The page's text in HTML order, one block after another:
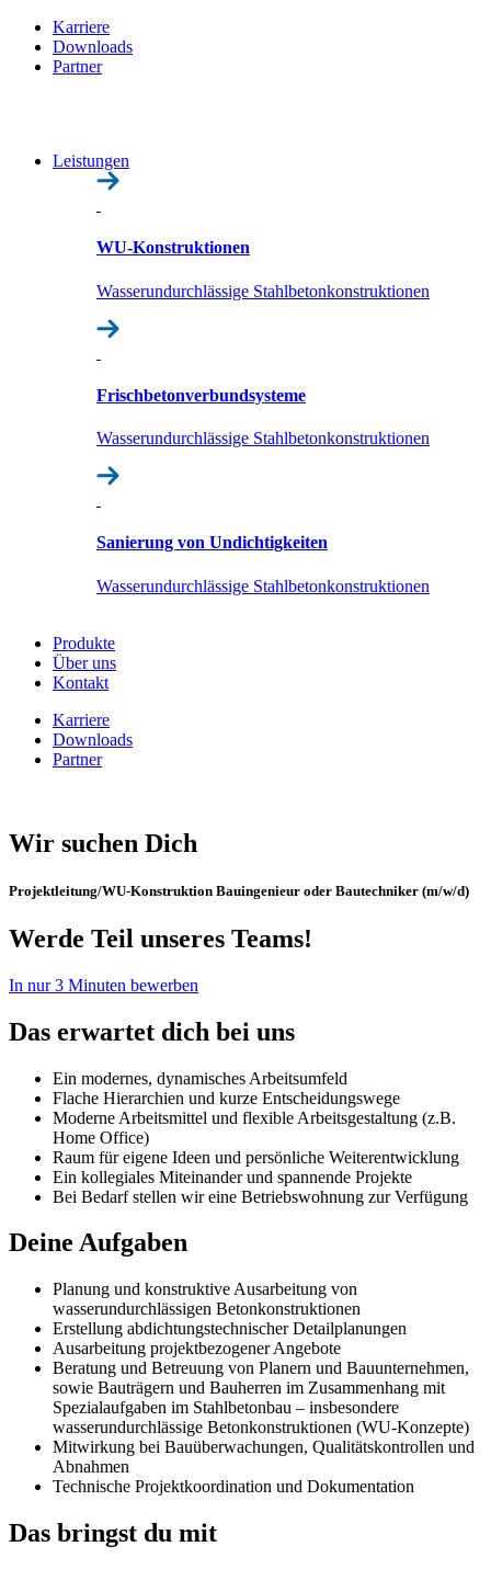
Karriere
Downloads
Partner
Leistungen
WU-Konstruktionen
Wasserundurchlässige Stahlbetonkonstruktionen
Frisch­beton­verbund­systeme
Wasserundurchlässige Stahlbetonkonstruktionen
Sanierung von Undichtigkeiten
Wasserundurchlässige Stahlbetonkonstruktionen
Produkte
Über uns
Kontakt
Karriere
Downloads
Partner
Wir suchen Dich
Projektleitung/WU-Konstruktion Bauingenieur oder Bautechniker (m/w/d)
Werde Teil unseres Teams!
In nur 3 Minuten bewerben
Das erwartet dich bei uns
Ein modernes, dynamisches Arbeitsumfeld
Flache Hierarchien und kurze Entscheidungswege
Moderne Arbeitsmittel und flexible Arbeitsgestaltung (z.B.
Home Office)
Raum für eigene Ideen und persönliche Weiterentwicklung
Ein kollegiales Miteinander und spannende Projekte
Bei Bedarf stellen wir eine Betriebswohnung zur Verfügung
Deine Aufgaben
Planung und konstruktive Ausarbeitung von
wasserundurchlässigen Betonkonstruktionen
Erstellung abdichtungstechnischer Detailplanungen
Ausarbeitung projektbezogener Angebote
Beratung und Betreuung von Planern und Bauunternehmen,
sowie Bauträgern und Bauherren im Zusammenhang mit
Spezialaufgaben im Stahlbetonbau – insbesondere
wasserundurchlässige Betonkonstruktionen (WU-Konzepte)
Mitwirkung bei Bauüberwachungen, Qualitätskontrollen und
Abnahmen
Technische Projektkoordination und Dokumentation
Das bringst du mit